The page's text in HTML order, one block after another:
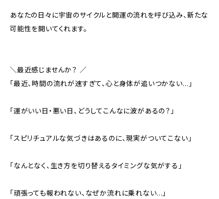
あなたの日々に宇宙のサイクルと開運の流れを呼び込み、新たな
可能性を開いてくれます。
＼最近感じませんか？ ／
「最近、時間の流れが速すぎて、心と身体が追いつかない…」
「運がいい日・悪い日、どうしてこんなに波があるの？」
「スピリチュアルな気づきはあるのに、現実がついてこない」
「なんとなく、生き方を切り替えるタイミングな気がする」
「頑張っても報われない、なぜか流れに乗れない…」